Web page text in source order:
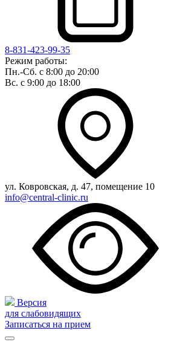
8-831-423-99-35
Режим работы:
Пн.-Сб. с 8:00 до 20:00
Вс. с 9:00 до 18:00
ул. Ковровская, д. 47, помещение 10
info@central-clinic.ru
Версия
для слабовидящих
Записаться на прием